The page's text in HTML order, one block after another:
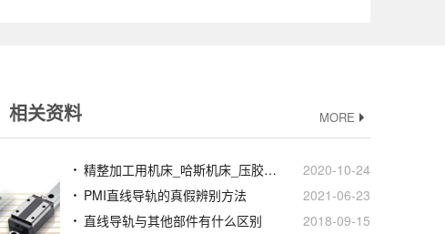
相关资料 MORE
精整加工用机床_哈斯机床_压胶机台湾银泰PMI直线模组滑台
2020-10-24
PMI直线导轨的真假辨别方法
2021-06-23
直线导轨与其他部件有什么区别
2018-09-15